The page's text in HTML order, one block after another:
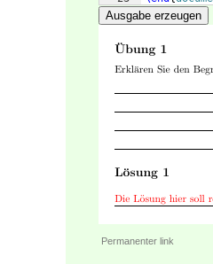
Ausgabe erzeugen
Permanenter link